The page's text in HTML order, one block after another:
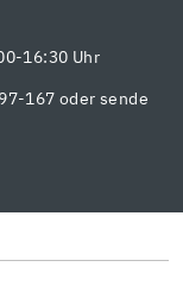
16:30 Uhr
167 oder sende